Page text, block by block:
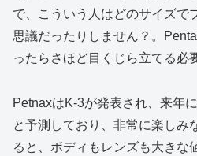
で、こういう人はどのサイズで
思議だったりしません？。
ったらさほど目くじら立てる必
PetnaxはK-3が発表され、来年
と予測しており、非常に楽しみ
ると、ボディもレンズも大きな